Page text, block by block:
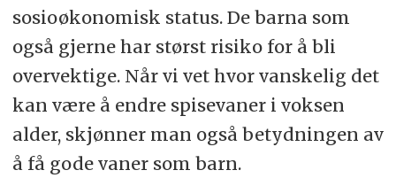
sosioøkonomisk status. De barna som
også gjerne har størst risiko for å bli
overvektige. Når vi vet hvor vanskelig det
kan være å endre spisevaner i voksen
alder, skjønner man også betydningen av
å få gode vaner som barn.